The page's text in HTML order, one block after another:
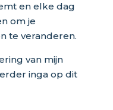
en elke dag
om je
te veranderen.
van mijn
inga op dit